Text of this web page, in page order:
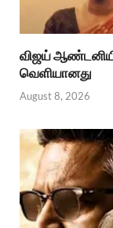
விஜய்
வெளியானது
August 8, 2026